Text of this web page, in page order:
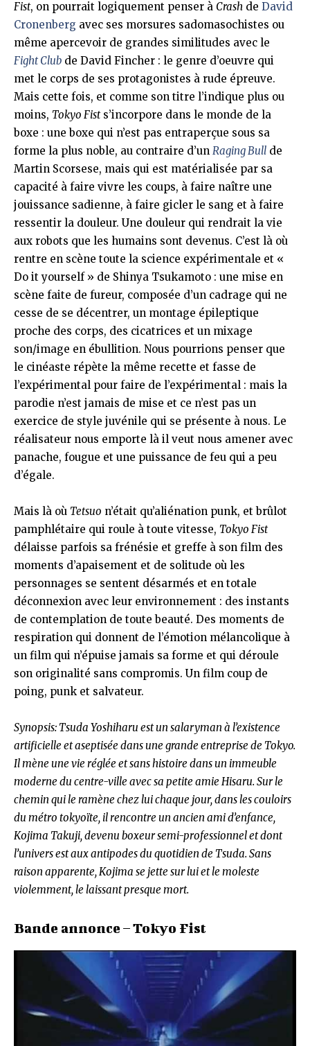
Fist, on pourrait logiquement penser à Crash de David
Cronenberg avec ses morsures sadomasochistes ou
même apercevoir de grandes similitudes avec le
Fight Club de David Fincher : le genre d’oeuvre qui
met le corps de ses protagonistes à rude épreuve.
Mais cette fois, et comme son titre l’indique plus ou
moins, Tokyo Fists’incorpore dans le monde de la
boxe : une boxe qui n’est pas entraperçue sous sa
forme la plus noble, au contraire d’un Raging Bull de
Martin Scorsese, mais qui est matérialisée par sa
capacité à faire vivre les coups, à faire naître une
jouissance sadienne, à faire gicler le sang et à faire
ressentir la douleur. Une douleur qui rendrait la vie
aux robots que les humains sont devenus. C’est là où
rentre en scène toute la science expérimentale et «
Do it yourself » de Shinya Tsukamoto : une mise en
scène faite de fureur, composée d’un cadrage qui ne
cesse de se décentrer, un montage épileptique
proche des corps, des cicatrices et un mixage
son/image en ébullition. Nous pourrions penser que
le cinéaste répète la même recette et fasse de
l’expérimental pour faire de l’expérimental : mais la
parodie n’est jamais de mise et ce n’est pas un
exercice de style juvénile qui se présente à nous. Le
réalisateur nous emporte là il veut nous amener avec
panache, fougue et une puissance de feu qui a peu
d’égale.
Mais là où Tetsuo n’était qu’aliénation punk, et brûlot
pamphlétaire qui roule à toute vitesse, Tokyo Fist
délaisse parfois sa frénésie et greffe à son film des
moments d’apaisement et de solitude où les
personnages se sentent désarmés et en totale
déconnexion avec leur environnement : des instants
de contemplation de toute beauté. Des moments de
respiration qui donnent de l’émotion mélancolique à
un film qui n’épuise jamais sa forme et qui déroule
son originalité sans compromis. Un film coup de
poing, punk et salvateur.
Synopsis: Tsuda Yoshiharu est un salaryman à l’existence
artificielle et aseptisée dans une grande entreprise de Tokyo.
Il mène une vie réglée et sans histoire dans un immeuble
moderne du centre-ville avec sa petite amie Hisaru. Sur le
chemin qui le ramène chez lui chaque jour, dans les couloirs
du métro tokyoïte, il rencontre un ancien ami d’enfance,
Kojima Takuji, devenu boxeur semi-professionnel et dont
l’univers est aux antipodes du quotidien de Tsuda. Sans
raison apparente, Kojima se jette sur lui et le moleste
violemment, le laissant presque mort.
Bande annonce – Tokyo Fist